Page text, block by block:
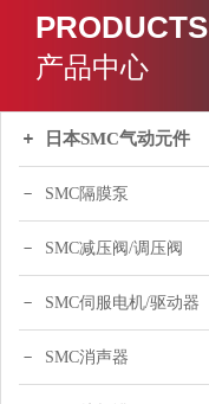
PRODUCTS
产品中心
日本SMC气动元件
SMC隔膜泵
SMC减压阀/调压阀
SMC伺服电机/驱动器
SMC消声器